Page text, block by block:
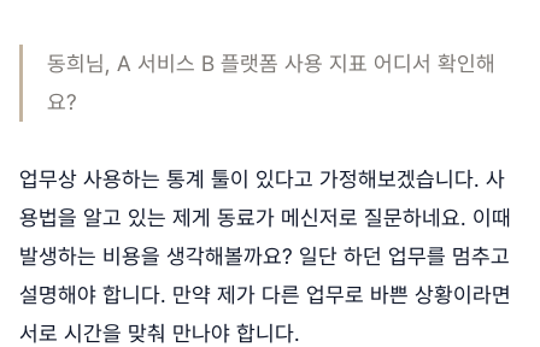
동희님, A 서비스 B 플랫폼 사용 지표 어디서 확인해
요?
업무상 사용하는 통계 툴이 있다고 가정해보겠습니다. 사
용법을 알고 있는 제게 동료가 메신저로 질문하네요. 이때
발생하는 비용을 생각해볼까요? 일단 하던 업무를 멈추고
설명해야 합니다. 만약 제가 다른 업무로 바쁜 상황이라면
서로 시간을 맞춰 만나야 합니다.